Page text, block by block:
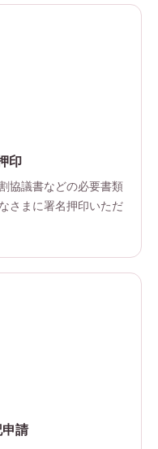
印
協議書などの必要書類
さまに署名押印いただ
請